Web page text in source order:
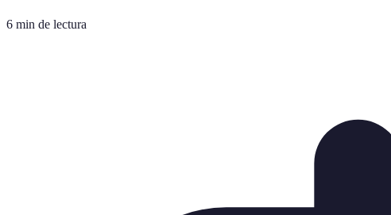
6 min de lectura